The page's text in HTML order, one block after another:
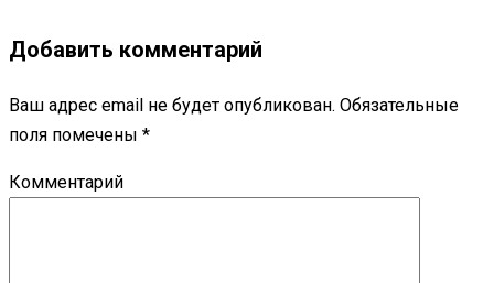
Добавить комментарий
Ваш адрес email не будет опубликован. Обязательные
поля помечены *
Комментарий